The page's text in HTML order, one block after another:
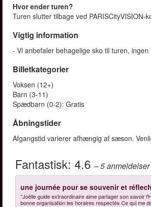
Hvor ender turen?
Turen slutter tilbage ved PARISCityVISION-
Vigtig information
- Vi anbefaler behagelige sko til turen,
Billetkategorier
Voksen (12+)
Barn (3-11)
Spædbarn (0-2): Gratis
Åbningstider
Afgangstid varierer afhængig af sæson.
Fantastisk: 4.6 – 5anmeldelser
une journée pour se souvenir et
"Joëlle guide extraordinaire aime partager son savoir
bonne organisation les horaires respectés Ce qui me